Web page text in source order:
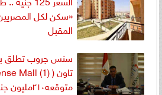
المقبل
سنس جروب تطلق
متوقعه٢١٠مليون جنيه